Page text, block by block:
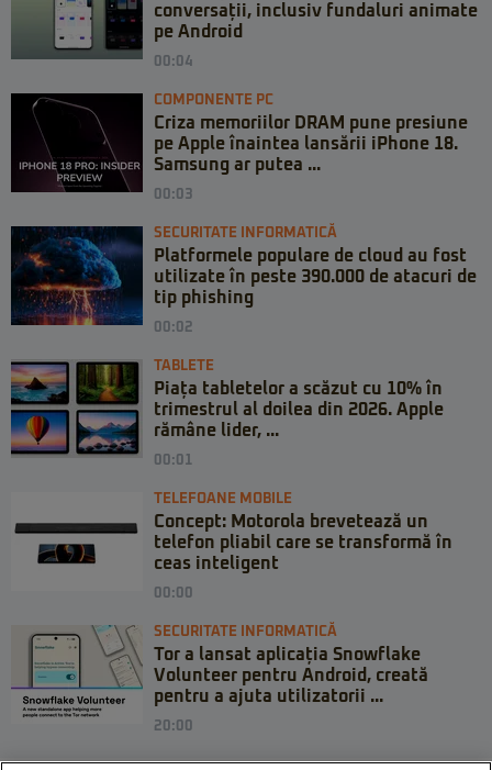
conversații, inclusiv fundaluri animate
pe Android
00:04
COMPONENTE PC
Criza memoriilor DRAM pune presiune
pe Apple înaintea lansării iPhone 18.
Samsung ar putea ...
00:03
SECURITATE INFORMATICĂ
Platformele populare de cloud au fost
utilizate în peste 390.000 de atacuri de
tip phishing
00:02
TABLETE
Piața tabletelor a scăzut cu 10% în
trimestrul al doilea din 2026. Apple
rămâne lider, ...
00:01
TELEFOANE MOBILE
Concept: Motorola brevetează un
telefon pliabil care se transformă în
ceas inteligent
00:00
SECURITATE INFORMATICĂ
Tor a lansat aplicația Snowflake
Volunteer pentru Android, creată
pentru a ajuta utilizatorii ...
20:00